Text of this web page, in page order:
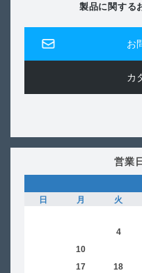
製品に関する
お
カ
営業
日
月 火
4
10
17 18